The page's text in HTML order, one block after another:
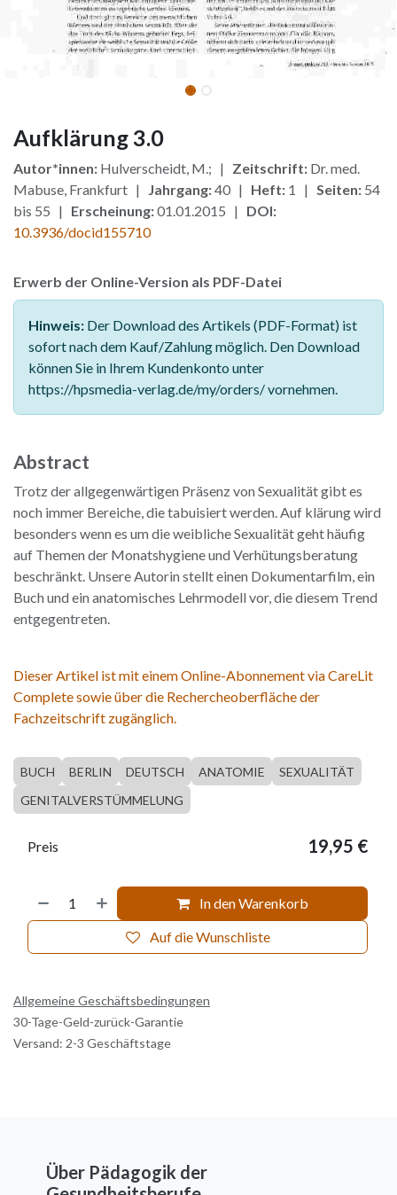
Aufklärung 3.0
Autor*innen: Hulverscheidt, M.; | Zeitschrift: Dr. med.
Mabuse, Frankfurt | Jahrgang:40 | Heft: 1 | Seiten: 54
bis 55 | Erscheinung:01.01.2015 | DOI:
10.3936/docid155710
Erwerb der Online-Version als PDF-Datei
Hinweis: Der Download des Artikels (PDF-Format) ist
sofort nach dem Kauf/Zahlung möglich. Den Download
können Sie in Ihrem Kundenkonto unter
https://hpsmedia-verlag.de/my/orders/ vornehmen.
Abstract
Trotz der allgegenwärtigen Präsenz von Sexualität gibt es
noch immer Bereiche, die tabuisiert werden. Auf klärung wird
besonders wenn es um die weibliche Sexualität geht häufig
auf Themen der Monatshygiene und Verhütungsberatung
beschränkt. Unsere Autorin stellt einen Dokumentarfilm, ein
Buch und ein anatomisches Lehrmodell vor, die diesem Trend
entgegentreten.
Dieser Artikel ist mit einem Online-Abonnement via CareLit
Complete sowie über die Rechercheoberfläche der
Fachzeitschrift zugänglich.
BUCH BERLIN DEUTSCH ANATOMIE
SEXUALITÄT
GENITALVERSTÜMMELUNG
In den Warenkorb
Auf die Wunschliste
Preis 19,95 €
Allgemeine Geschäftsbedingungen
30-Tage-Geld-zurück-Garantie
Versand: 2-3 Geschäftstage
Über Pädagogik der